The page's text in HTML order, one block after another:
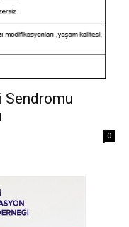
Sendromu
0